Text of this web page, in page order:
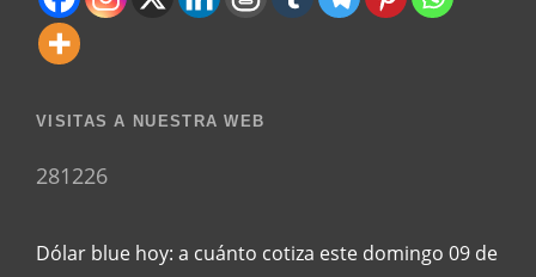
VISITAS A NUESTRA WEB
281226
Dólar blue hoy: a cuánto cotiza este domingo 09 de